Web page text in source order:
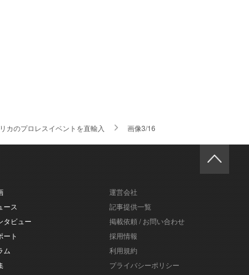
カのプロレスイベントを直輸入
画像3/16
ース
タビュー
ート
ム
運営会社
記事提供一覧
掲載依頼 / お問い合わせ
採用情報
利用規約
プライバシーポリシー